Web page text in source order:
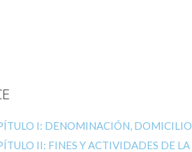
I: DENOMINACIÓN,
II: FINES Y ACTIVIDADES DE